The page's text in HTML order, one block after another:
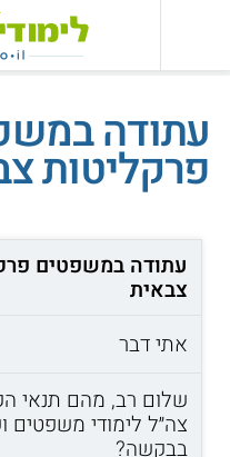
עתודה
פרקליטות
עתודה במשפטים
צבאית
אתי דבר
שלום רב, מהם תנאי
צה״ל לימודי משפטים
בבקשה?